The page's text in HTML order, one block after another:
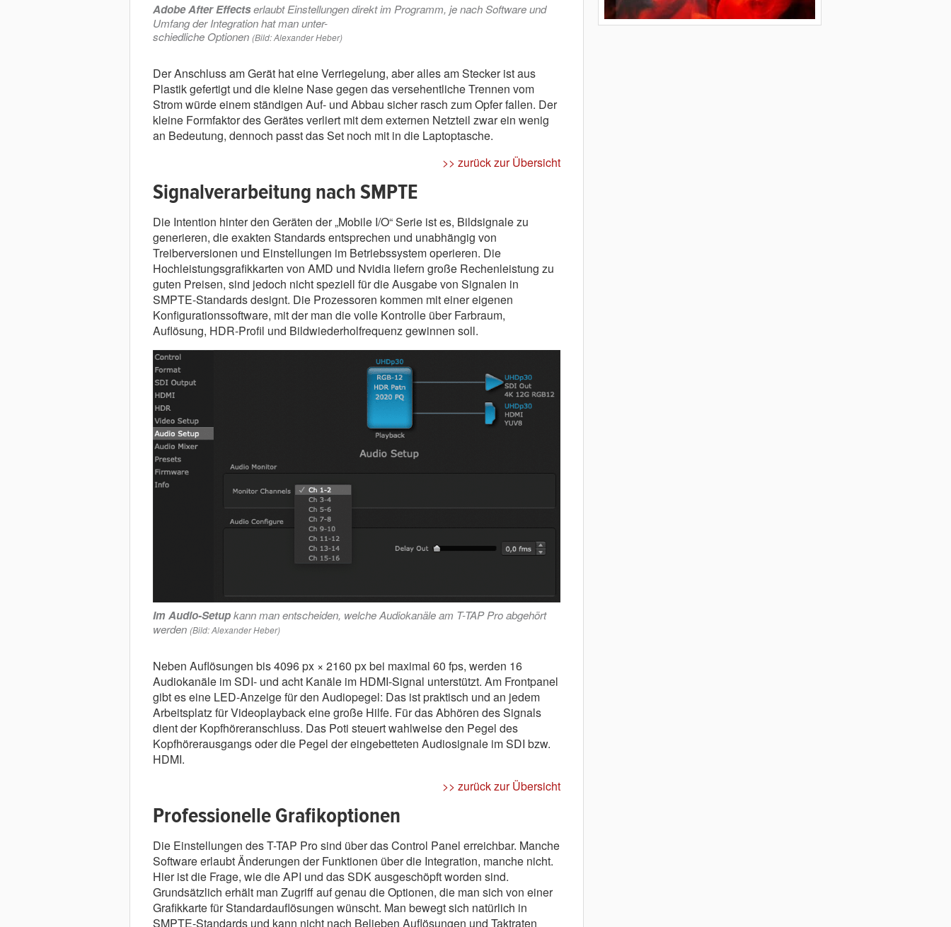
Adobe After Effectserlaubt Einstellungen direkt im Programm, je nach Software und
Umfang der Integration hat man unter-
schiedliche Optionen (Bild: Alexander Heber)
Der Anschluss am Gerät hat eine Verriegelung, aber alles am Stecker ist aus
Plastik gefertigt und die kleine Nase gegen das versehentliche Trennen vom
Strom würde einem ständigen Auf- und Abbau sicher rasch zum Opfer fallen. Der
kleine Formfaktor des Gerätes verliert mit dem externen Netzteil zwar ein wenig
an Bedeutung, dennoch passt das Set noch mit in die Laptoptasche.
>> zurück zur Übersicht
Signalverarbeitung nach SMPTE
Die Intention hinter den Geräten der „Mobile I/O“ Serie ist es, Bildsignale zu
generieren, die exakten Standards entsprechen und unabhängig von
Treiberversionen und Einstellungen im Betriebssystem operieren. Die
Hochleistungsgrafikkarten von AMD und Nvidia liefern große Rechenleistung zu
guten Preisen, sind jedoch nicht speziell für die Ausgabe von Signalen in
SMPTE-Standards designt. Die Prozessoren kommen mit einer eigenen
Konfigurationssoftware, mit der man die volle Kontrolle über Farbraum,
Auflösung, HDR-Profil und Bildwiederholfrequenz gewinnen soll.
Im Audio-Setupkann man entscheiden, welche Audiokanäle am T-TAP Pro abgehört
werden (Bild: Alexander Heber)
Neben Auflösungen bis 4096 px × 2160 px bei maximal 60 fps, werden 16
Audiokanäle im SDI- und acht Kanäle im HDMI-Signal unterstützt. Am Frontpanel
gibt es eine LED-Anzeige für den Audiopegel: Das ist praktisch und an jedem
Arbeitsplatz für Videoplayback eine große Hilfe. Für das Abhören des Signals
dient der Kopfhöreranschluss. Das Poti steuert wahlweise den Pegel des
Kopfhörerausgangs oder die Pegel der eingebetteten Audiosignale im SDI bzw.
HDMI.
>> zurück zur Übersicht
Professionelle Grafikoptionen
Die Einstellungen des T-TAP Pro sind über das Control Panel erreichbar. Manche
Software erlaubt Änderungen der Funktionen über die Integration, manche nicht.
Hier ist die Frage, wie die API und das SDK ausgeschöpft worden sind.
Grundsätzlich erhält man Zugriff auf genau die Optionen, die man sich von einer
Grafikkarte für Standardauflösungen wünscht. Man bewegt sich natürlich in
SMPTE-Standards und kann nicht nach Belieben Auflösungen und Taktraten